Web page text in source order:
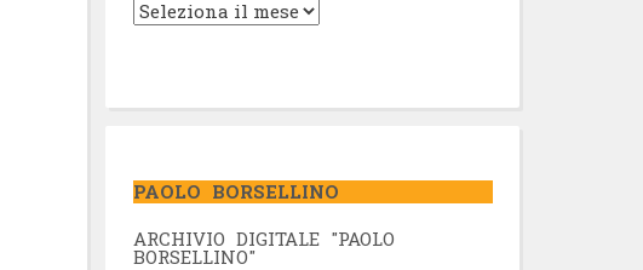
PAOLO BORSELLINO
ARCHIVIO DIGITALE "PAOLO
BORSELLINO"